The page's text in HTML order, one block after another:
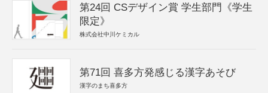
第24回 CSデザイン賞 学生部門《学生
限定》
株式会社中川ケミカル
第71回 喜多方発感じる漢字あそび
漢字のまち喜多方